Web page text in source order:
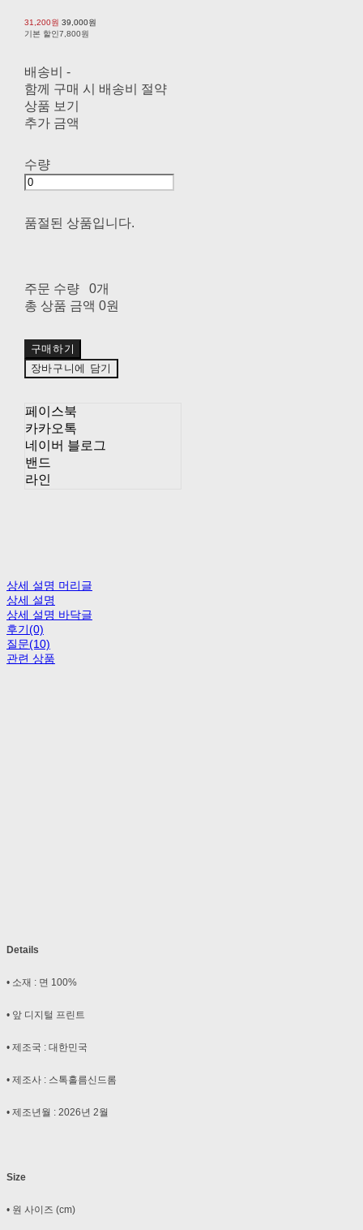
31,200원 39,000원
기본 할인7,800원
배송비 -
함께 구매 시 배송비 절약
상품 보기
추가 금액
수량
품절된 상품입니다.
주문 수량
0개
총 상품 금액 0원
구매하기
장바구니에 담기
페이스북
카카오톡
네이버 블로그
밴드
라인
상세 설명 머리글
상세 설명
상세 설명 바닥글
후기(0)
질문(10)
관련 상품
Details
• 소재 : 면 100%
• 앞 디지털 프린트
• 제조국 : 대한민국
• 제조사 : 스톡홀름신드롬
• 제조년월 : 2026년 2월
Size
• 원 사이즈 (cm)